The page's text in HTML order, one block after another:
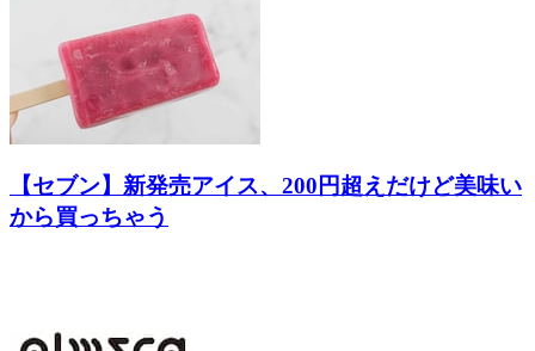
【セブン】新発売アイス、200円超えだけど美味い
から買っちゃう